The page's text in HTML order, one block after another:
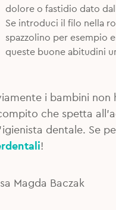
dolore o fastidio dato
Se introduci il filo nella
spazzolino per esempio
queste buone abitudini
i bambini non
che spetta
dentale. Se
!
Magda Baczak